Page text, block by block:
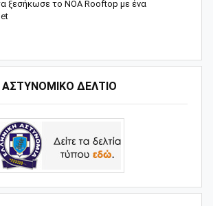
ξεσήκωσε το NOA Rooftop με ένα
ΑΣΤΥΝΟΜΙΚΟ ΔΕΛΤΙΟ